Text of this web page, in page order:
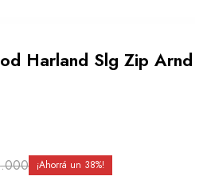
Harland Slg Zip Arnd
38